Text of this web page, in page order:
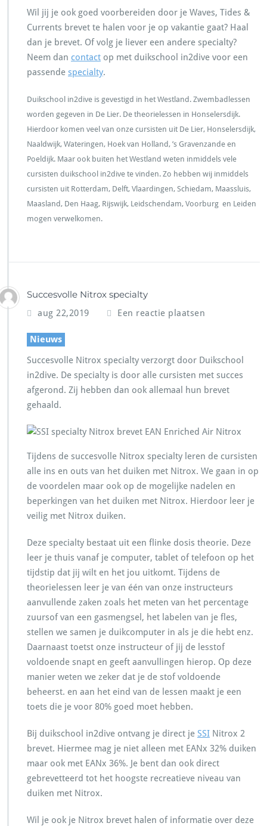
Wil jij je ook goed voorbereiden door je Waves, Tides &
Currents brevet te halen voor je op vakantie gaat? Haal
dan je brevet. Of volg je liever een andere specialty?
Neem dan contact op met duikschool in2dive voor een
passende specialty.
Duikschool in2dive is gevestigd in het Westland. Zwembadlessen
worden gegeven in De Lier. De theorielessen in Honselersdijk.
Hierdoor komen veel van onze cursisten uit De Lier, Honselersdijk,
Naaldwijk, Wateringen, Hoek van Holland, ’s Gravenzande en
Poeldijk. Maar ook buiten het Westland weten inmiddels vele
cursisten duikschool in2dive te vinden. Zo hebben wij inmiddels
cursisten uit Rotterdam, Delft, Vlaardingen, Schiedam, Maassluis,
Maasland, Den Haag, Rijswijk, Leidschendam, Voorburg en Leiden
mogen verwelkomen.
Succesvolle Nitrox specialty
aug 22,2019 Een reactie plaatsen
Nieuws
Succesvolle Nitrox specialty verzorgt door Duikschool
in2dive. De specialty is door alle cursisten met succes
afgerond. Zij hebben dan ook allemaal hun brevet
gehaald.
Tijdens de succesvolle Nitrox specialty leren de cursisten
alle ins en outs van het duiken met Nitrox. We gaan in op
de voordelen maar ook op de mogelijke nadelen en
beperkingen van het duiken met Nitrox. Hierdoor leer je
veilig met Nitrox duiken.
Deze specialty bestaat uit een flinke dosis theorie. Deze
leer je thuis vanaf je computer, tablet of telefoon op het
tijdstip dat jij wilt en het jou uitkomt. Tijdens de
theorielessen leer je van één van onze instructeurs
aanvullende zaken zoals het meten van het percentage
zuursof van een gasmengsel, het labelen van je fles,
stellen we samen je duikcomputer in als je die hebt enz.
Daarnaast toetst onze instructeur of jij de lesstof
voldoende snapt en geeft aanvullingen hierop. Op deze
manier weten we zeker dat je de stof voldoende
beheerst. en aan het eind van de lessen maakt je een
toets die je voor 80% goed moet hebben.
Bij duikschool in2dive ontvang je direct je SSI Nitrox 2
brevet. Hiermee mag je niet alleen met EANx 32% duiken
maar ook met EANx 36%. Je bent dan ook direct
gebrevetteerd tot het hoogste recreatieve niveau van
duiken met Nitrox.
Wil je ook je Nitrox brevet halen of informatie over deze